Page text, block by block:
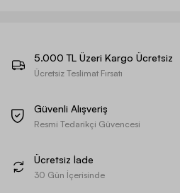
5.000 TL Üzeri Kargo Ücretsiz
Ücretsiz Teslimat Fırsatı
Güvenli Alışveriş
Resmi Tedarikçi Güvencesi
Ücretsiz İade
30 Gün İçerisinde